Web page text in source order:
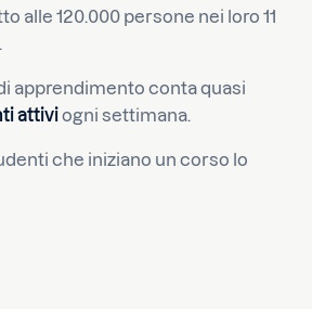
alle 120.000 persone nei loro 11
apprendimento conta quasi
attiviogni settimana.
che iniziano un corso lo